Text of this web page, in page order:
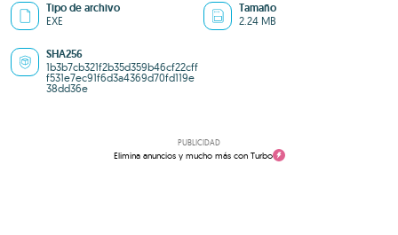
Tipo de archivo
EXE
Tamaño
2.24 MB
SHA256
1b3b7cb321f2b35d359b46cf22cff
f531e7ec91f6d3a4369d70fd119e
38dd36e
PUBLICIDAD
Elimina anuncios y mucho más con Turbo